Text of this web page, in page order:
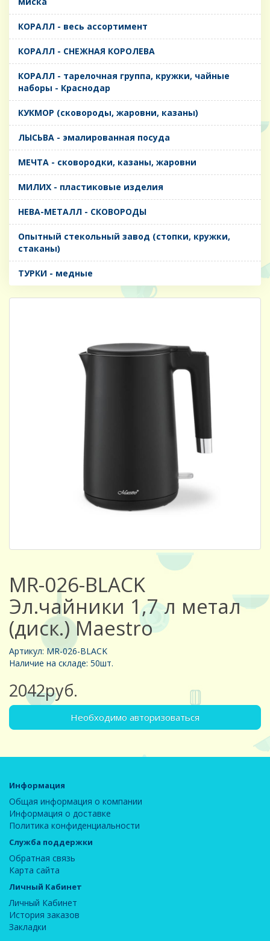
КОРАЛЛ - весь ассортимент
КОРАЛЛ - СНЕЖНАЯ КОРОЛЕВА
КОРАЛЛ - тарелочная группа, кружки, чайные
наборы - Краснодар
КУКМОР (сковороды, жаровни, казаны)
ЛЫСЬВА - эмалированная посуда
МЕЧТА - сковородки, казаны, жаровни
МИЛИХ - пластиковые изделия
НЕВА-МЕТАЛЛ - СКОВОРОДЫ
Опытный стекольный завод (стопки, кружки,
стаканы)
ТУРКИ - медные
MR-026-BLACK
Эл.чайники 1,7 л метал
(диск.) Maestro
Артикул: MR-026-BLACK
Наличие на складе: 50шт.
2042руб.
Необходимо авторизоваться
Информация
Общая информация о компании
Информация о доставке
Политика конфиденциальности
Служба поддержки
Обратная связь
Карта сайта
Личный Кабинет
Личный Кабинет
История заказов
Закладки